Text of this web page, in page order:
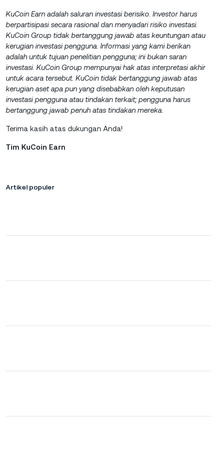
KuCoin Earn adalah saluran investasi berisiko. Investor harus
berpartisipasi secara rasional dan menyadari risiko investasi.
KuCoin Group tidak bertanggung jawab atas keuntungan atau
kerugian investasi pengguna. Informasi yang kami berikan
adalah untuk tujuan penelitian pengguna; ini bukan saran
investasi. KuCoin Group mempunyai hak atas interpretasi akhir
untuk acara tersebut. KuCoin tidak bertanggung jawab atas
kerugian aset apa pun yang disebabkan oleh keputusan
investasi pengguna atau tindakan terkait; pengguna harus
bertanggung jawab penuh atas tindakan mereka.
Terima kasih atas dukungan Anda!
Tim KuCoin Earn
Artikel populer